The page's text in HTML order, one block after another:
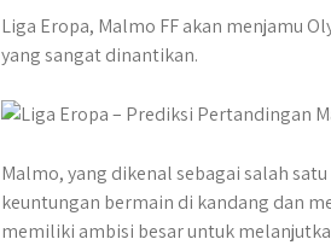
a
t
A
p
c
e
s
s
r
l
e
y
p
n
a
Liga Eropa, Malmo FF akan menjamu
yang sangat dinantikan.
Malmo, yang dikenal sebagai salah
keuntungan bermain di kandang dan
memiliki ambisi besar untuk